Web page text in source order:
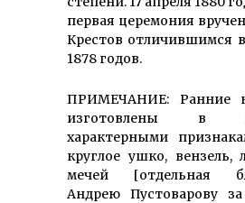
первая церемония
Крестов отличившимся
1878 годов.
ПРИМЕЧАНИЕ: Ранние
изготовлены в
характерными
круглое ушко, вензель,
мечей [отдельная
Андрею Пустоварову